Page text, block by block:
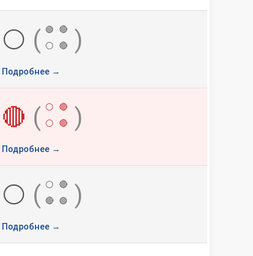
⚪ ( 🟢
🔴
⚪
🔴 )
Подробнее →
🔴 ( ⚪
🔴
⚪
🔴 )
Подробнее →
⚪ ( ⚪
🔴
🔴
🟢 )
Подробнее →